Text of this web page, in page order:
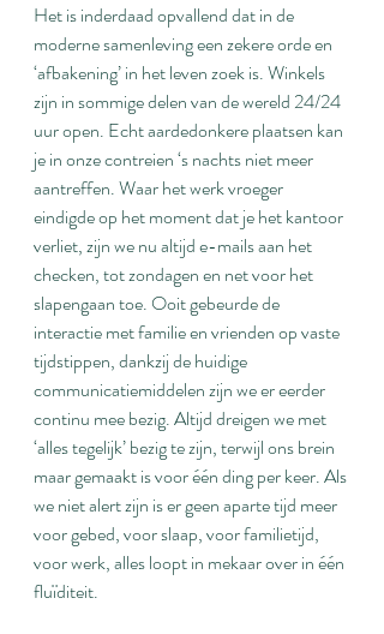
Het is inderdaad opvallend dat in de
moderne samenleving een zekere orde en
‘afbakening’ in het leven zoek is. Winkels
zijn in sommige delen van de wereld 24/24
uur open. Echt aardedonkere plaatsen kan
je in onze contreien ‘s nachts niet meer
aantreffen. Waar het werk vroeger
eindigde op het moment dat je het kantoor
verliet, zijn we nu altijd e-mails aan het
checken, tot zondagen en net voor het
slapengaan toe. Ooit gebeurde de
interactie met familie en vrienden op vaste
tijdstippen, dankzij de huidige
communicatiemiddelen zijn we er eerder
continu mee bezig. Altijd dreigen we met
‘alles tegelijk’ bezig te zijn, terwijl ons brein
maar gemaakt is voor één ding per keer. Als
we niet alert zijn is er geen aparte tijd meer
voor gebed, voor slaap, voor familietijd,
voor werk, alles loopt in mekaar over in één
fluïditeit.